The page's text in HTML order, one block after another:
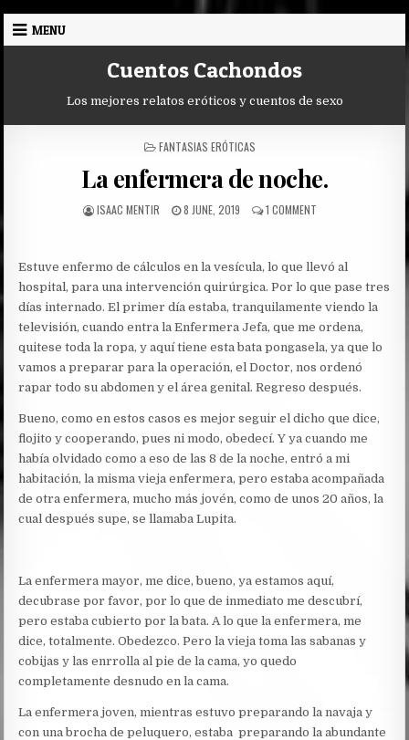
Skip
MENU
Cuentos Cachondos
Los mejores relatos eróticos y cuentos de sexo
POSTED
FANTASIAS ERÓTICAS
La enfermera de noche.
AUTHOR:
ISAAC MENTIR
PUBLISHED
8 JUNE, 2019 1 COMMENT
NOCHE.
Estuve enfermo de cálculos en la vesícula, lo que llevó al
hospital, para una intervención quirúrgica. Por lo que pase tres
días internado. El primer día estaba, tranquilamente viendo la
televisión, cuando entra la Enfermera Jefa, que me ordena,
quitese toda la ropa, y aquí tiene esta bata pongasela, ya que lo
vamos a preparar para la operación, el Doctor, nos ordenó
rapar todo su abdomen y el área genital. Regreso después.
Bueno, como en estos casos es mejor seguir el dicho que dice,
flojito y cooperando, pues ni modo, obedecí. Y ya cuando me
había olvidado como a eso de las 8 de la noche, entró a mi
habitación, la misma vieja enfermera, pero estaba acompañada
de otra enfermera, mucho más jovén, como de unos 20 años, la
cual después supe, se llamaba Lupita.
La enfermera mayor, me dice, bueno, ya estamos aquí,
decubrase por favor, por lo que de inmediato me descubrí,
pero estaba cubierto por la bata. A lo que la enfermera, me
dice, totalmente. Obedezco. Pero la vieja toma las sabanas y
cobijas y las enrrolla al pie de la cama, yo quedo
completamente desnudo en la cama.
La enfermera joven, mientras estuvo preparando la navaja y
con una brocha de peluquero, estaba preparando la abundante